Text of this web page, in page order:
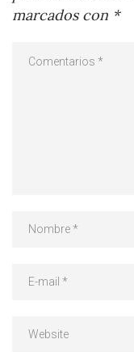
marcados con *